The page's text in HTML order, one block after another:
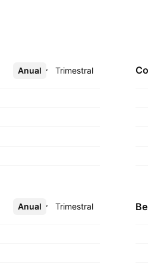
Anual Trimestral
Más
Anual Trimestral
Más